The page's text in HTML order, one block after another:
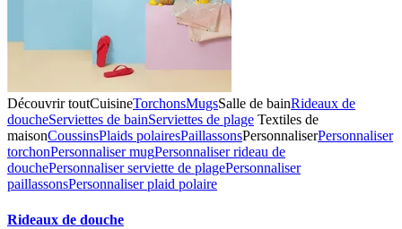
Découvrir toutCuisineTorchonsMugsSalle de bainRideaux de
doucheServiettes de bainServiettes de plage Textiles de
maisonCoussinsPlaids polairesPaillassonsPersonnaliserPersonnaliser
torchonPersonnaliser mugPersonnaliser rideau de
douchePersonnaliser serviette de plagePersonnaliser
paillassonsPersonnaliser plaid polaire
Rideaux de douche